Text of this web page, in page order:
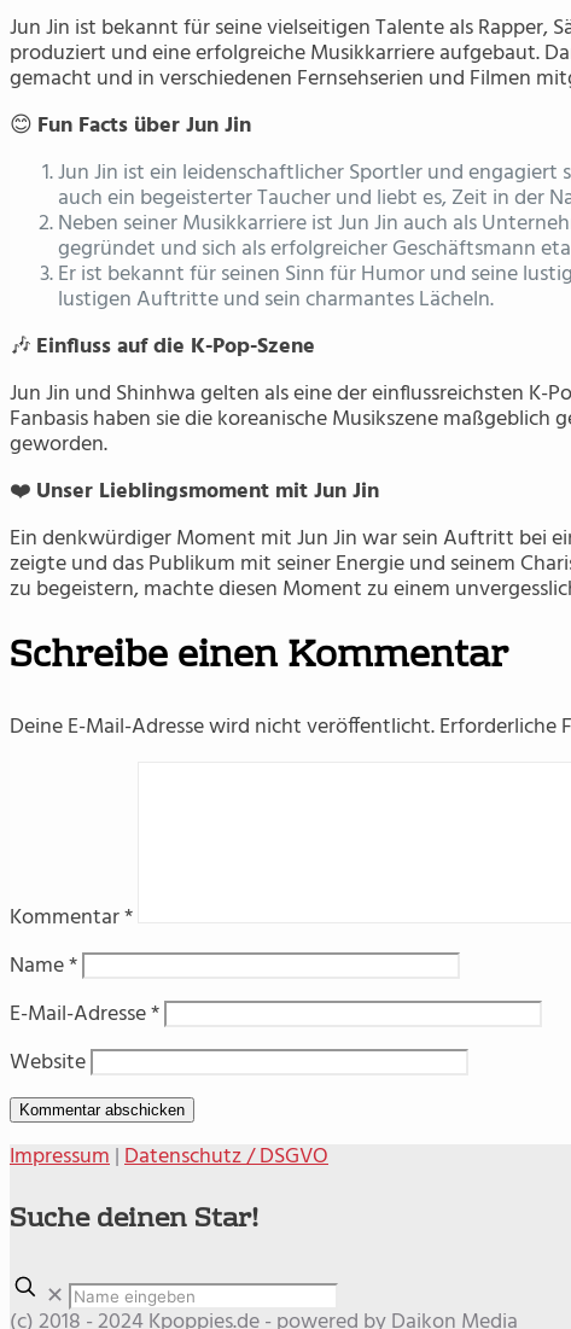
Jun Jin ist bekannt für seine vielseitigen Talente als Rapper,
produziert und eine erfolgreiche Musikkarriere aufgebaut.
gemacht und in verschiedenen Fernsehserien und Filmen
😊 Fun Facts über Jun Jin
Jun Jin ist ein leidenschaftlicher Sportler und
auch ein begeisterter Taucher und liebt es, Zeit in der
Neben seiner Musikkarriere ist Jun Jin auch als
gegründet und sich als erfolgreicher Geschäftsmann
Er ist bekannt für seinen Sinn für Humor und seine
lustigen Auftritte und sein charmantes Lächeln.
🎶 Einfluss auf die K-Pop-Szene
Jun Jin und Shinhwa gelten als eine der einflussreichsten K-
Fanbasis haben sie die koreanische Musikszene
geworden.
❤️ Unser Lieblingsmoment mit Jun Jin
Ein denkwürdiger Moment mit Jun Jin war sein Auftritt bei
zeigte und das Publikum mit seiner Energie und seinem
zu begeistern, machte diesen Moment zu einem
Schreibe einen Kommentar
Deine E-Mail-Adresse wird nicht veröffentlicht.Erforderliche
Kommentar*
Name*
E-Mail-Adresse*
Website
Impressum|Datenschutz / DSGVO
Suche deinen Star!
✕